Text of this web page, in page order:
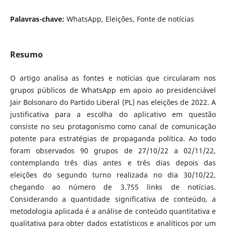
Palavras-chave: WhatsApp, Eleições, Fonte de notícias
Resumo
O artigo analisa as fontes e notícias que circularam nos
grupos públicos de WhatsApp em apoio ao presidenciável
Jair Bolsonaro do Partido Liberal (PL) nas eleições de 2022. A
justificativa para a escolha do aplicativo em questão
consiste no seu protagonismo como canal de comunicação
potente para estratégias de propaganda política. Ao todo
foram observados 90 grupos de 27/10/22 a 02/11/22,
contemplando três dias antes e três dias depois das
eleições do segundo turno realizada no dia 30/10/22,
chegando ao número de 3.755 links de notícias.
Considerando a quantidade significativa de conteúdo, a
metodologia aplicada é a análise de conteúdo quantitativa e
qualitativa para obter dados estatísticos e analíticos por um